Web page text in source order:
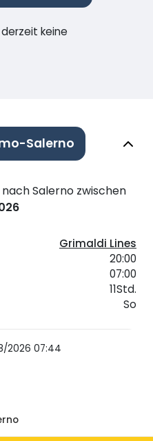
keine
Salerno
Salerno zwischen
Grimaldi Lines
20:00
07:00
11Std.
So
2026 07:44